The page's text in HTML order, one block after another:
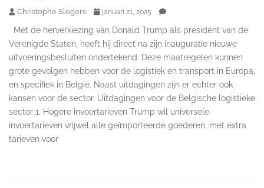
Christophe Slegers januari 21, 2025
Met de herverkiezing van Donald Trump als president van de
Verenigde Staten, heeft hij direct na zijn inauguratie nieuwe
uitvoeringsbesluiten ondertekend. Deze maatregelen kunnen
grote gevolgen hebben voor de logistiek en transport in Europa,
en specifiek in België. Naast uitdagingen zijn er echter ook
kansen voor de sector. Uitdagingen voor de Belgische logistieke
sector 1. Hogere invoertarieven Trump wil universele
invoertarieven vrijwel alle geïmporteerde goederen, met extra
tarieven voor